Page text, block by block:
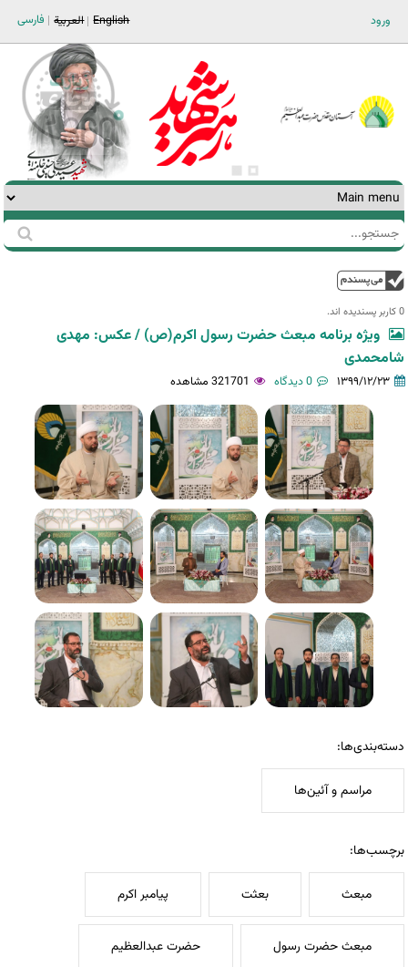
ورود فارسی العربية English
فرم
جستجو
جستجو
0 کاربر پسندیده اند.‎
ویژه برنامه مبعث حضرت رسول اکرم(ص) / عکس: مهدی
شامحمدی
۱۳۹۹/۱۲/۲۳ 0 دیدگاه 321701 مشاهده
دسته‌بندی‌ها:
مراسم و آئین‌ها
برچسب‌ها:
مبعث بعثت پیامبر اکرم
مبعث حضرت رسول حضرت عبدالعظیم